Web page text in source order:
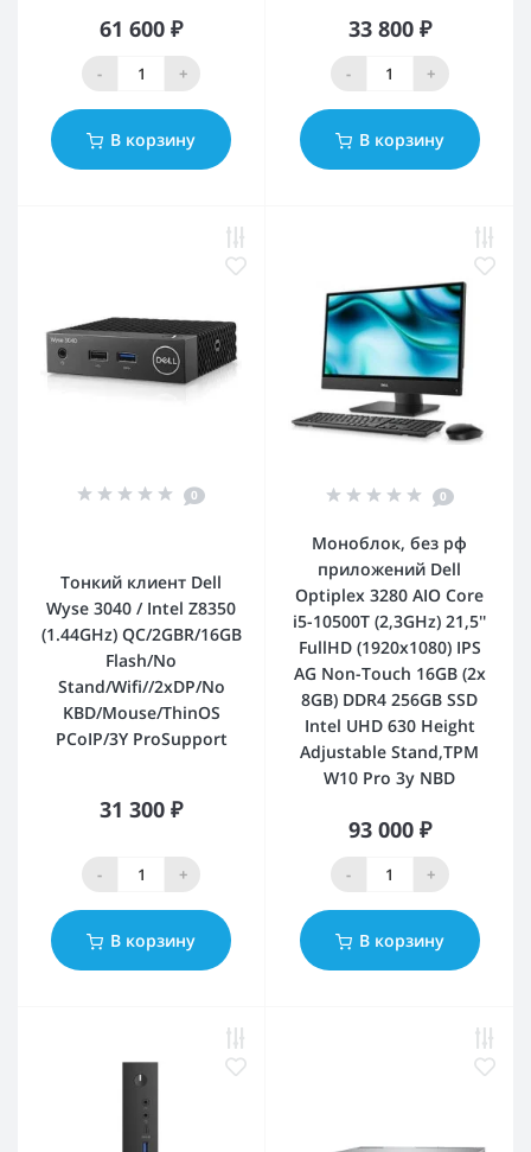
61 600 ₽
- +
В корзину
33 800 ₽
- +
В корзину
0
Тонкий клиент Dell
Wyse 3040 / Intel Z8350
(1.44GHz) QC/2GBR/16GB
Flash/No
Stand/Wifi//2xDP/No
KBD/Mouse/ThinOS
PCoIP/3Y ProSupport
31 300 ₽
- +
В корзину
0
Моноблок, без рф
приложений Dell
Optiplex 3280 AIO Core
i5-10500T (2,3GHz) 21,5''
FullHD (1920x1080) IPS
AG Non-Touch 16GB (2x
8GB) DDR4 256GB SSD
Intel UHD 630 Height
Adjustable Stand,TPM
W10 Pro 3y NBD
93 000 ₽
- +
В корзину